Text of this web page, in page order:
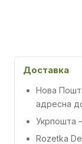
Доставка
Нова
адресна
Укрпошта
Rozetka